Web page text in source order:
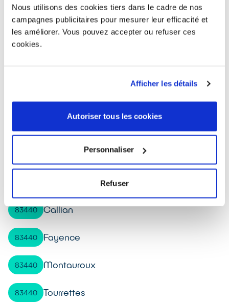
Nous utilisons des cookies tiers dans le cadre de nos
campagnes publicitaires pour mesurer leur efficacité et
les améliorer. Vous pouvez accepter ou refuser ces
cookies.
Afficher les détails
Autoriser tous les cookies
Personnaliser
Refuser
83380 Roquebrune-sur-Argens
83390
Puget-Ville
La Croix-Valmer
Saint-Mandrier-sur-Mer
83440 Callian
83440 Fayence
83440 Montauroux
83440 Tourrettes